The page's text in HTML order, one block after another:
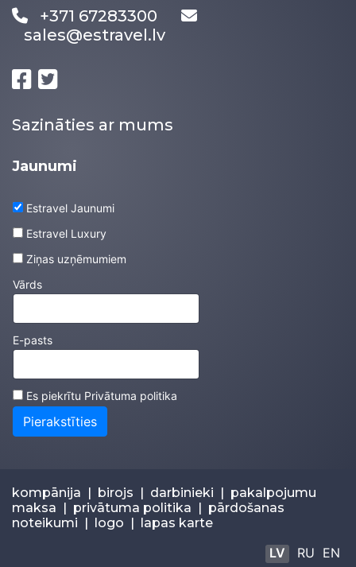
+371 67283300
sales@estravel.lv
Sazināties ar mums
Jaunumi
Estravel Jaunumi
Estravel Luxury
Ziņas uzņēmumiem
Vārds
E-pasts
Es piekrītu Privātuma politika
Pierakstīties
kompānija | birojs | darbinieki | pakalpojumu
maksa | privātuma politika | pārdošanas
noteikumi | logo | lapas karte
LV RU EN